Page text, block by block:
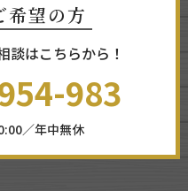
希望の方
談はこちらから！
983
／年中無休